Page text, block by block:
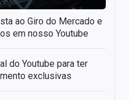
ao Giro do Mercado e
em nosso Youtube
do Youtube para ter
exclusivas